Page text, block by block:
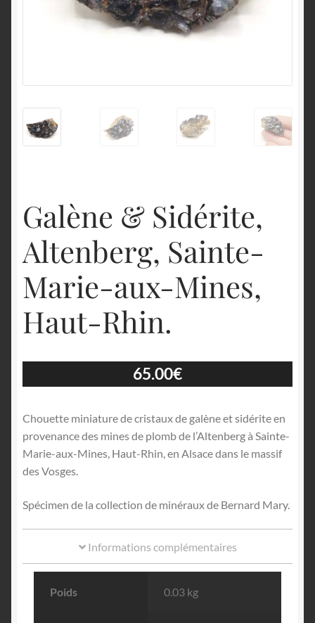
Galène & Sidérite,
Altenberg, Sainte-
Marie-aux-Mines,
Haut-Rhin.
65.00€
Chouette miniature de cristaux de galène et sidérite en
provenance des mines de plomb de l’Altenberg à Sainte-
Marie-aux-Mines, Haut-Rhin, en Alsace dans le massif
des Vosges.
Spécimen de la collection de minéraux de Bernard Mary.
Informations complémentaires
Poids 0.03 kg